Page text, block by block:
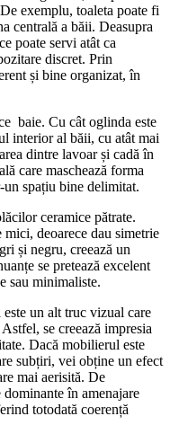
exemplu, toaleta poate fi
centrală a băii. Deasupra
poate servi atât ca
discret. Prin
și bine organizat, în
baie. Cu cât oglinda este
interior al băii, cu atât mai
dintre lavoar și cadă în
care maschează forma
un spațiu bine delimitat.
ceramice pătrate.
deoarece dau simetrie
și negru, creează un
se pretează excelent
sau minimaliste.
este un alt truc vizual care
se creează impresia
Dacă mobilierul este
subțiri, vei obține un efect
mai aerisită. De
dominante în amenajare
totodată coerență